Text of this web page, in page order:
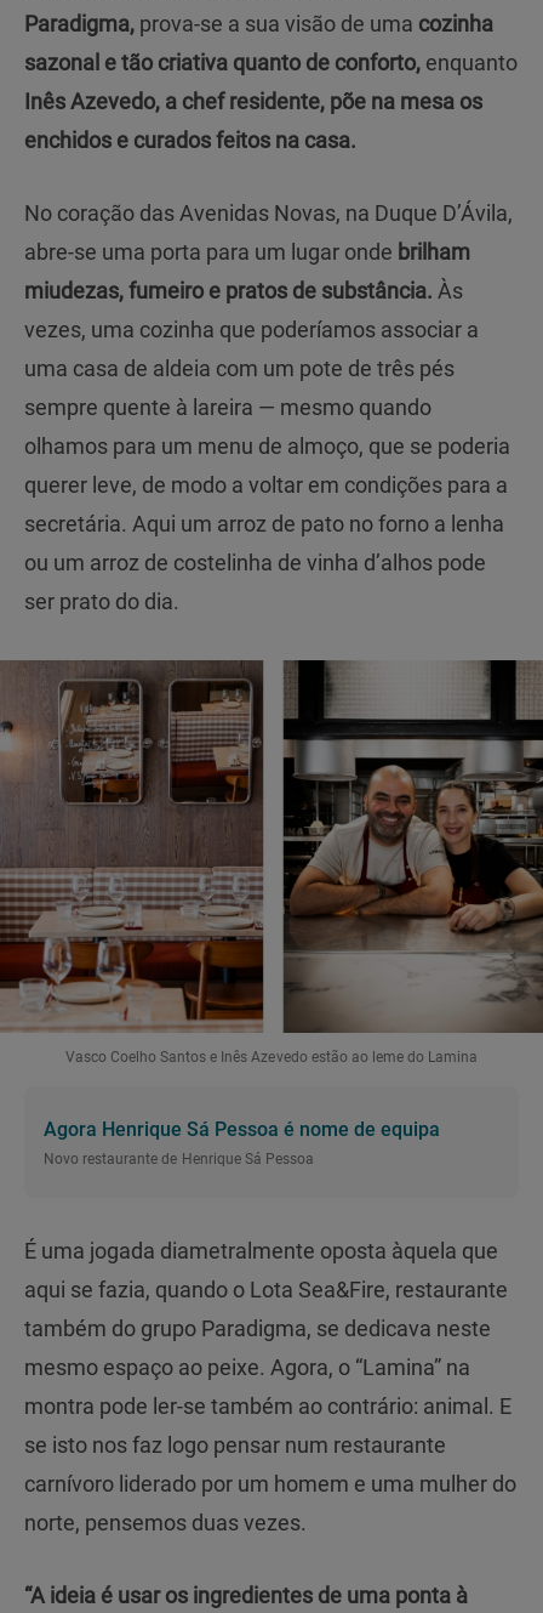
Paradigma, prova-se a sua visão de uma cozinha
sazonal e tão criativa quanto de conforto, enquanto
Inês Azevedo, a chef residente, põe na mesa os
enchidos e curados feitos na casa.
No coração das Avenidas Novas, na Duque D’Ávila,
abre-se uma porta para um lugar onde brilham
miudezas, fumeiro e pratos de substância. Às
vezes, uma cozinha que poderíamos associar a
uma casa de aldeia com um pote de três pés
sempre quente à lareira — mesmo quando
olhamos para um menu de almoço, que se poderia
querer leve, de modo a voltar em condições para a
secretária. Aqui um arroz de pato no forno a lenha
ou um arroz de costelinha de vinha d’alhos pode
ser prato do dia.
Vasco Coelho Santos e Inês Azevedo estão ao leme do Lamina
Agora Henrique Sá Pessoa é nome de equipa
Novo restaurante de Henrique Sá Pessoa
É uma jogada diametralmente oposta àquela que
aqui se fazia, quando o Lota Sea&Fire, restaurante
também do grupo Paradigma, se dedicava neste
mesmo espaço ao peixe. Agora, o “Lamina” na
montra pode ler-se também ao contrário: animal. E
se isto nos faz logo pensar num restaurante
carnívoro liderado por um homem e uma mulher do
norte, pensemos duas vezes.
“A ideia é usar os ingredientes de uma ponta à